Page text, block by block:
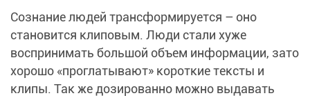
Сознание людей трансформируется – оно
становится клиповым. Люди стали хуже
воспринимать большой объем информации, зато
хорошо «проглатывают» короткие тексты и
клипы. Так же дозированно можно выдавать